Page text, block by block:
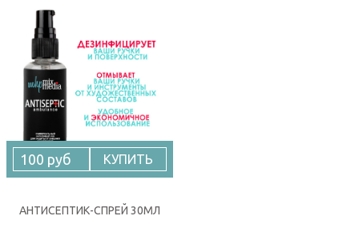
100 руб КУПИТЬ
АНТИСЕПТИК-СПРЕЙ 30МЛ